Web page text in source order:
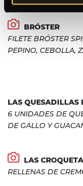
BRÓSTER
FILETE BRÓSTER
PEPINO, CEBOLLA,
LAS QUESADILLAS
6 UNIDADES DE
DE GALLO Y
LAS
RELLENAS DE